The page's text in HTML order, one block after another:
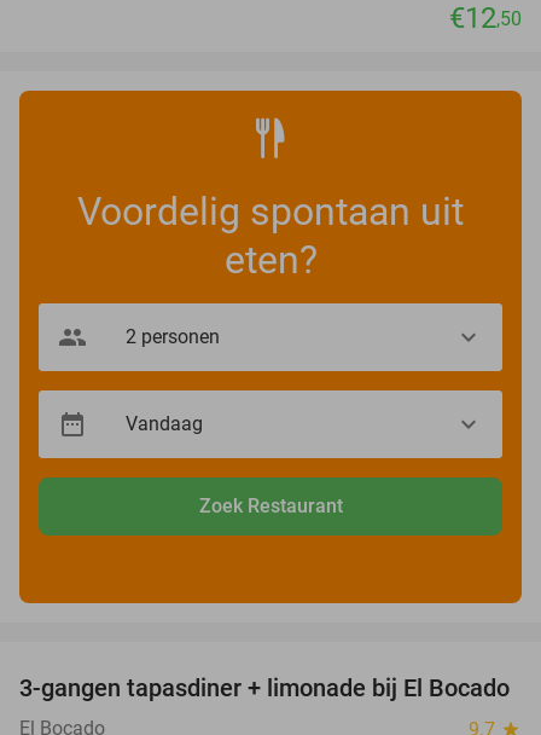
€12,50
Voordelig spontaan uit
eten?
Zoek Restaurant
26%
3-gangen tapasdiner + limonade bij El Bocado
El Bocado 9.7 star